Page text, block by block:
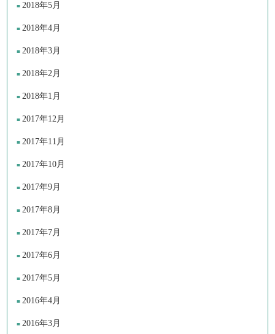
2018年5月
2018年4月
2018年3月
2018年2月
2018年1月
2017年12月
2017年11月
2017年10月
2017年9月
2017年8月
2017年7月
2017年6月
2017年5月
2016年4月
2016年3月